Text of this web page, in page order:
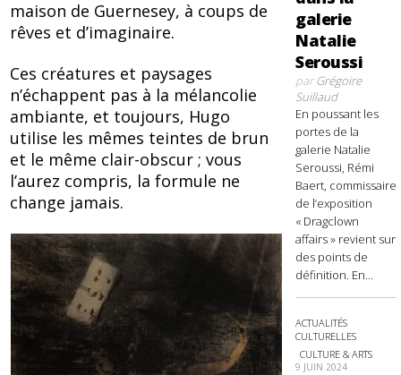
maison de Guernesey, à coups de
rêves et d’imaginaire.
Ces créatures et paysages
n’échappent pas à la mélancolie
ambiante, et toujours, Hugo
utilise les mêmes teintes de brun
et le même clair-obscur ; vous
l’aurez compris, la formule ne
change jamais.
galerie
Natalie
Seroussi
parGrégoire
Suillaud
En poussant les
portes de la
galerie Natalie
Seroussi, Rémi
Baert, commissaire
de l’exposition
« Dragclown
affairs » revient sur
des points de
définition. En...
ACTUALITÉS
CULTURELLES
CULTURE & ARTS
9 JUIN 2024